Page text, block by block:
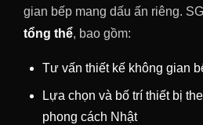
gian bếp mang dấu ấn riêng.
tổng thể, bao gồm:
Tư vấn thiết kế không gian
Lựa chọn và bố trí thiết bị
phong cách Nhật